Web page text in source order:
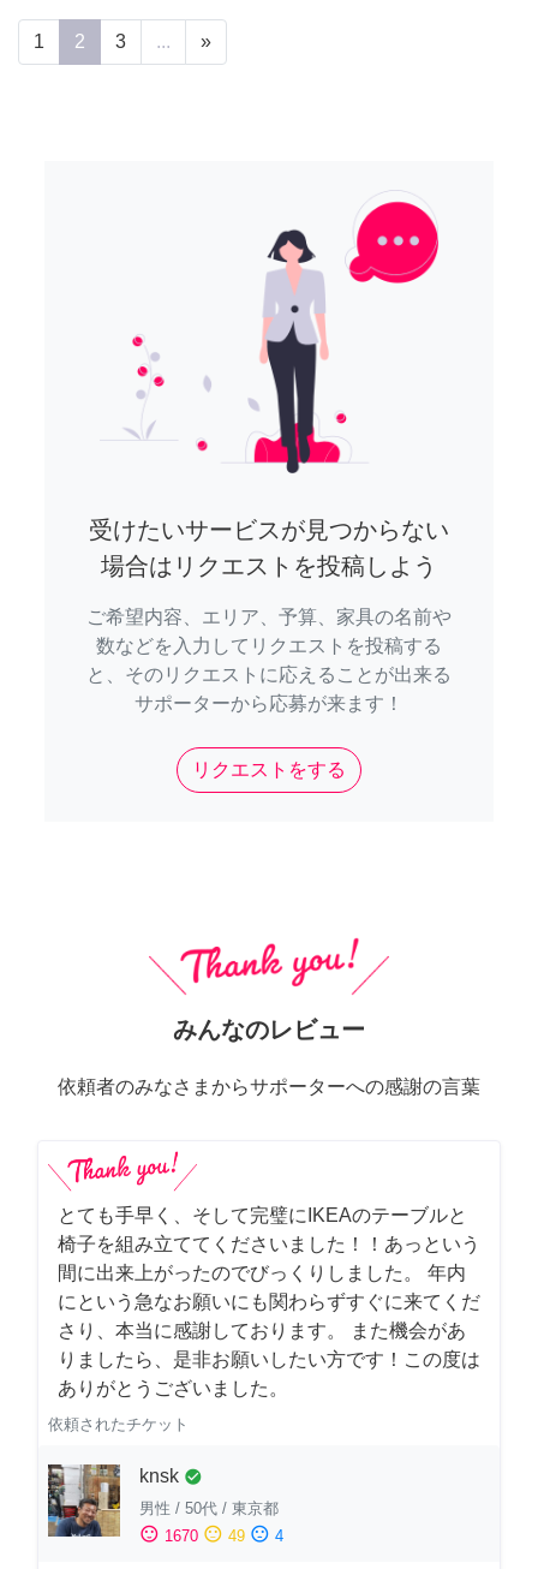
1 2 3 ... »
受けたいサービスが見つからない
場合はリクエストを投稿しよう
ご希望内容、エリア、予算、家具の名前や
数などを入力してリクエストを投稿する
と、そのリクエストに応えることが出来る
サポーターから応募が来ます！
リクエストをする
みんなのレビュー
依頼者のみなさまからサポーターへの感謝の言葉
とても手早く、そして完璧にIKEAのテーブルと
椅子を組み立ててくださいました！！あっという
間に出来上がったのでびっくりしました。 年内
にという急なお願いにも関わらずすぐに来てくだ
さり、本当に感謝しております。 また機会があ
りましたら、是非お願いしたい方です！この度は
ありがとうございました。
依頼されたチケット
knsk check_circle
男性 / 50代 / 東京都
sentiment_satisfied 1670 sentiment_neutral 49 sentiment_dissatisfied 4